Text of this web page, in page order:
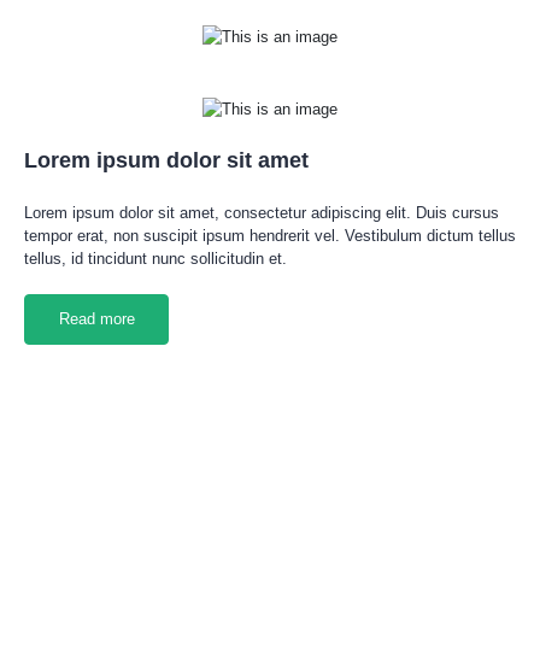
Lorem ipsum dolor sit amet
Lorem ipsum dolor sit amet, consectetur adipiscing elit. Duis cursus
tempor erat, non suscipit ipsum hendrerit vel. Vestibulum dictum tellus
tellus, id tincidunt nunc sollicitudin et.
Read more